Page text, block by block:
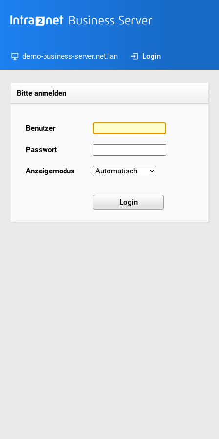
demo-business-server.net.lan Login
Bitte anmelden
Benutzer
Passwort
Anzeigemodus